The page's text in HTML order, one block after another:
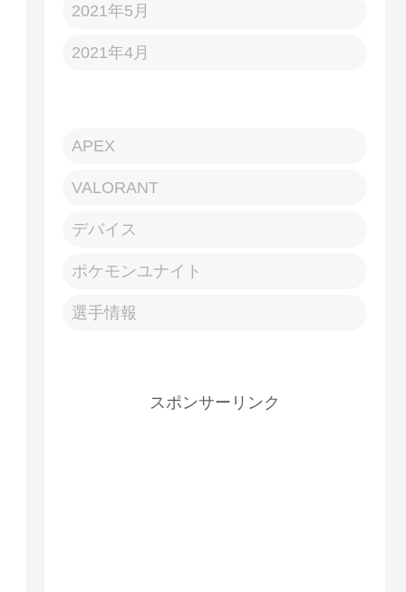
2021年5月
2021年4月
APEX
VALORANT
デバイス
ポケモンユナイト
選手情報
スポンサーリンク